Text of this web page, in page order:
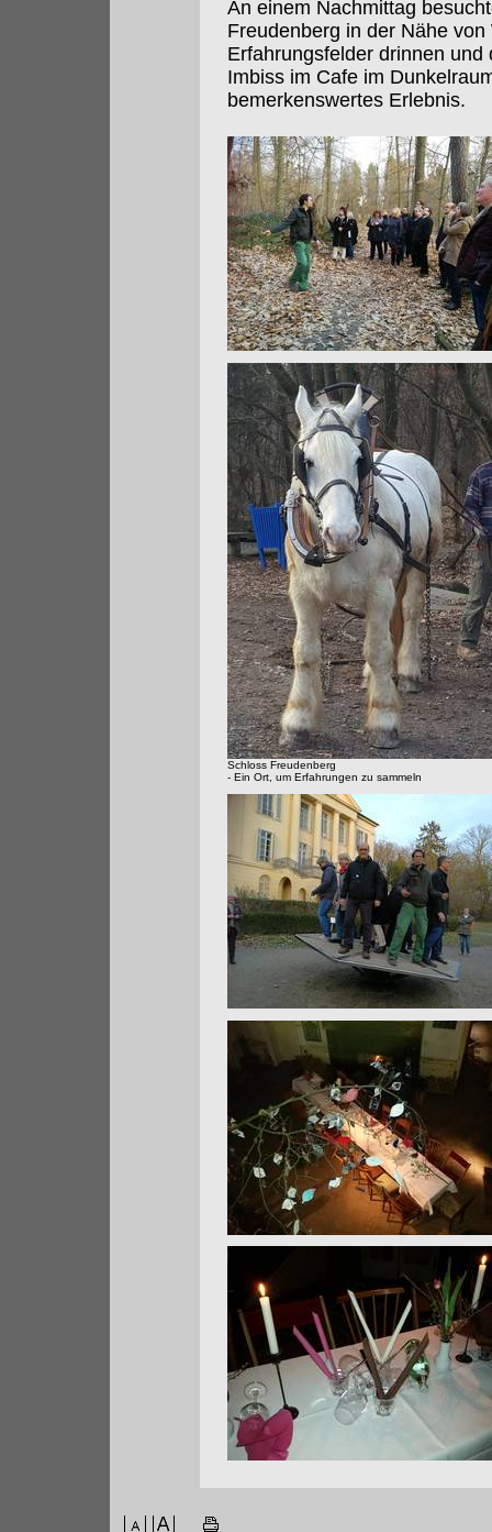
An einem Nachmittag
Freudenberg in der Nähe
Erfahrungsfelder drinnen
Imbiss im Cafe im
bemerkenswertes Erlebnis.
Schloss Freudenberg
- Ein Ort, um Erfahrungen zu sammeln